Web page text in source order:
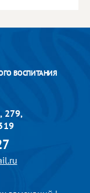
ВОСПИТАНИЯ
279,